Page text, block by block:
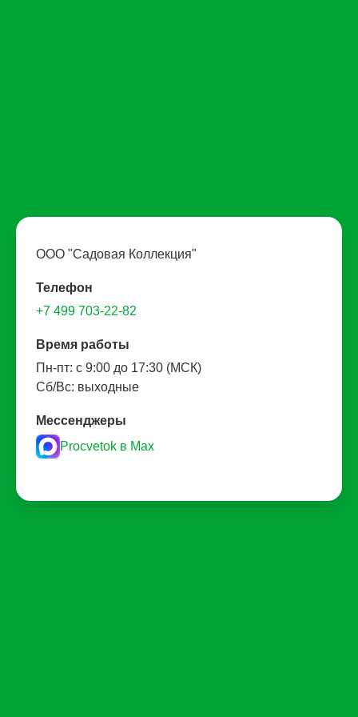
ООО "Садовая Коллекция"
Телефон
+7 499 703-22-82
Время работы
Пн-пт: с 9:00 до 17:30 (МСК)
Сб/Вс: выходные
Мессенджеры
Procvetok в Max